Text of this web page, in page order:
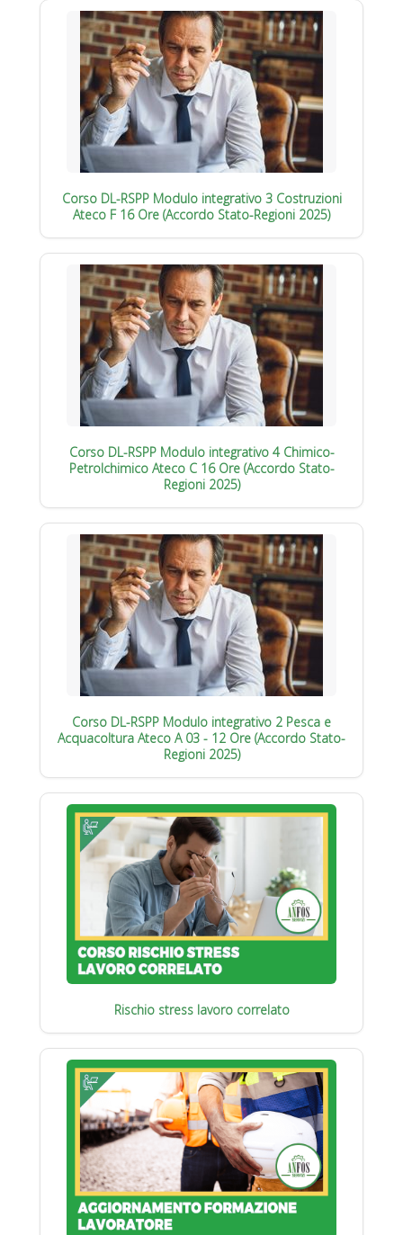
Corso DL-RSPP Modulo integrativo 3 Costruzioni
Ateco F 16 Ore (Accordo Stato-Regioni 2025)
Corso DL-RSPP Modulo integrativo 4 Chimico-
Petrolchimico Ateco C 16 Ore (Accordo Stato-
Regioni 2025)
Corso DL-RSPP Modulo integrativo 2 Pesca e
Acquacoltura Ateco A 03 - 12 Ore (Accordo Stato-
Regioni 2025)
Rischio stress lavoro correlato